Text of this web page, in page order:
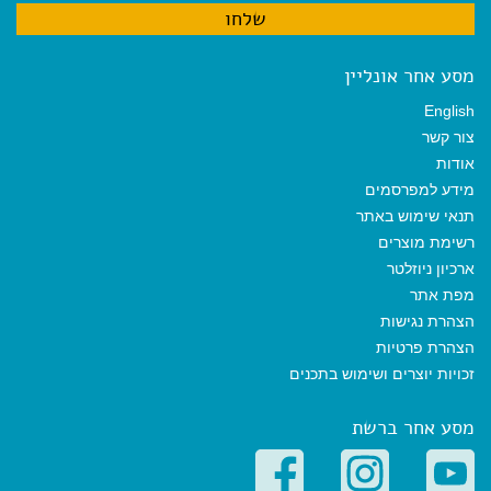
מסע אחר אונליין
English
צור קשר
אודות
מידע למפרסמים
תנאי שימוש באתר
רשימת מוצרים
ארכיון ניוזלטר
מפת אתר
הצהרת נגישות
הצהרת פרטיות
זכויות יוצרים ושימוש בתכנים
מסע אחר ברשת